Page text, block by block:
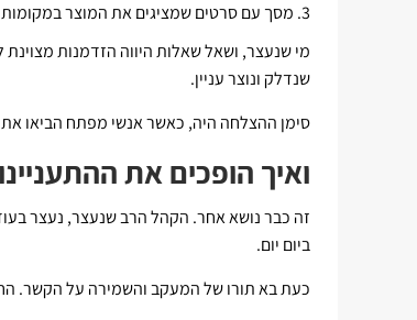
מסך עם סרטים שמציגים את המוצר במקומות
מי שנעצר, ושאל שאלות היווה הזדמנות מצוינת
שנדלק ונוצר עניין.
סימן ההצלחה היה, כאשר אנשי מפתח הביאו את
ואיך הופכים את
זה כבר נושא אחר. הקהל הרב שנעצר, נעצר
ביום יום.
כעת בא תורו של המעקב והשמירה על הקשר.